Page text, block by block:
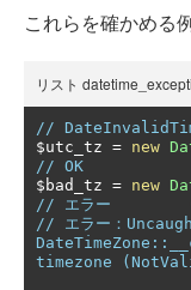
これらを確かめる
リスト
//
$utc_tz = new
// OK
$bad_tz = new
// エラー：
timezone